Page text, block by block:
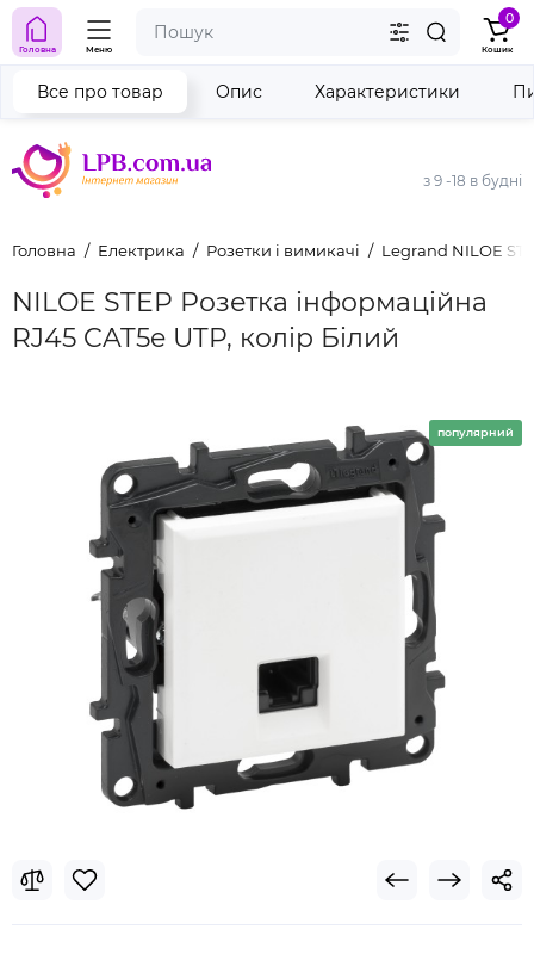
з 9 -18 в будні
Головна Меню
0
Кошик
Головна Електрика Розетки і вимикачі Legrand NILOE
NILOE STEP Розетка інформаційна
RJ45 CAT5e UTP, колір Білий
Все про товар Опис Характеристики
популярний